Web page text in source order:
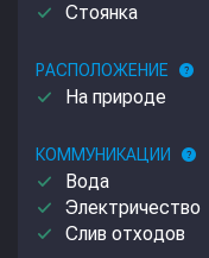
done Стоянка
РАСПОЛОЖЕНИЕ help
done На природе
КОММУНИКАЦИИ help
done Вода
done Электричество
done Слив отходов